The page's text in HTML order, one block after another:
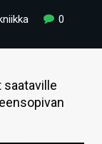
0
saataville